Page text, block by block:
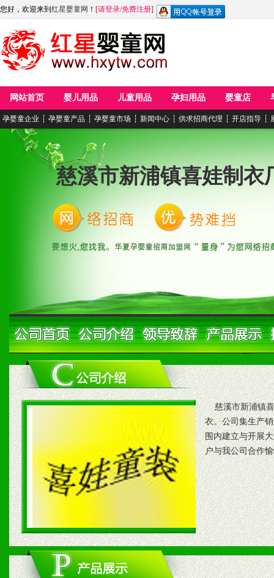
您好，欢迎来到 红星婴童网 ！ [请登录/免费注册]
网站首页 婴儿用品 儿童用品 孕妇用品 婴童店
孕婴童企业 ┆ 孕婴童产品 ┆ 孕婴童市场 ┆ 新闻中心 ┆ 供求招商代理 ┆ 开店指导 ┆
慈溪市新浦镇喜娃制衣
慈溪市新浦镇喜
衣。公司集生产
围内建立与开展
户与我公司合作